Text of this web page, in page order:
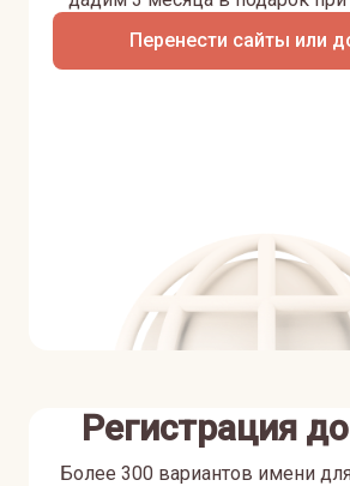
Перенести сайты или
Регистрация
Более 300 вариантов имени